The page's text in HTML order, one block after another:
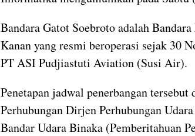
Bandara Gatot Soebroto adalah
Kanan yang resmi beroperasi sejak 30
PT ASI Pudjiastuti Aviation (Susi Air).
Penetapan jadwal penerbangan
Perhubungan Dirjen Perhubungan
Bandar Udara Binaka (Pemberitahuan